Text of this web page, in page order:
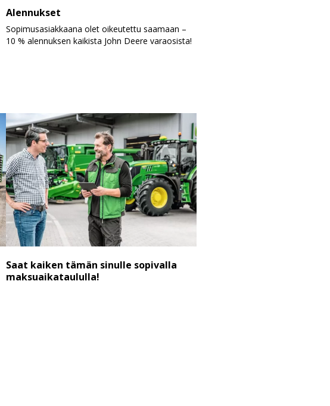
Alennukset
Sopimusasiakkaana olet oikeutettu saamaan –
10 % alennuksen kaikista John Deere varaosista!
Saat kaiken tämän sinulle sopivalla
maksuaikataululla!